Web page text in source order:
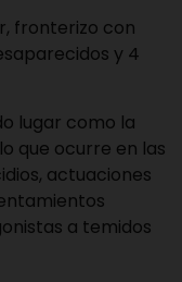
fronterizo con
y 4
lugar como la
que ocurre en las
actuaciones
a temidos